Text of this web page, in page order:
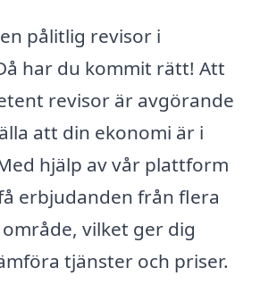
pålitlig revisor i
har du kommit rätt! Att
revisor är avgörande
att din ekonomi är i
hjälp av vår plattform
erbjudanden från flera
vilket ger dig
tjänster och priser.